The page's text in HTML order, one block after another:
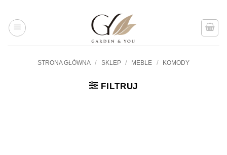
treści
STRONA GŁÓWNA / SKLEP / MEBLE / KOMODY
FILTRUJ